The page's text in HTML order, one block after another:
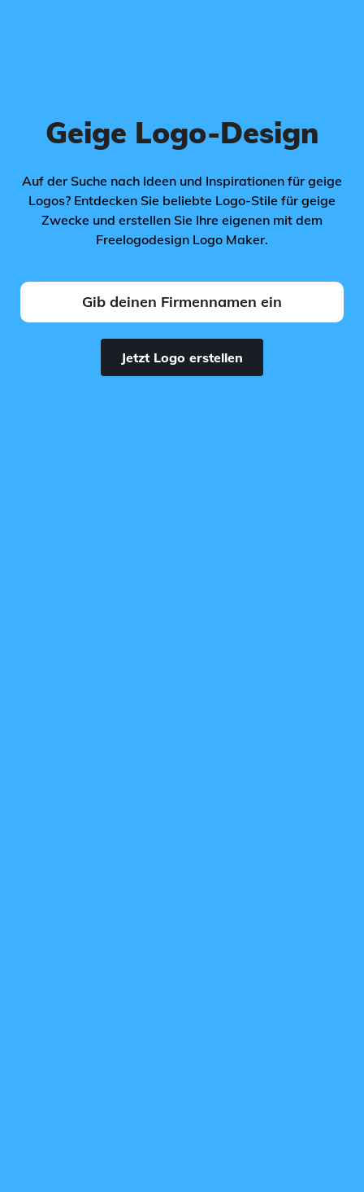
Geige Logo-Design
Auf der Suche nach Ideen und Inspirationen für geige
Logos? Entdecken Sie beliebte Logo-Stile für geige
Zwecke und erstellen Sie Ihre eigenen mit dem
Freelogodesign Logo Maker.
Jetzt Logo erstellen